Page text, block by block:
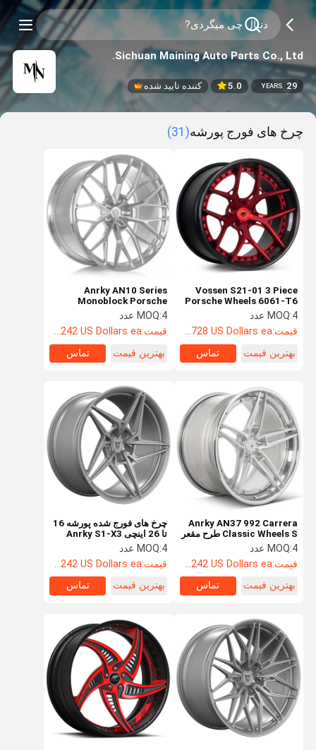
Sichuan Maining Auto Parts Co., Ltd.
29
YEARS
5.0 کننده تایید شده
چرخ های فورج پورشه(31)
Anrky AN10 Series
Monoblock Porsche
Forged Wheels Porsche
992 Targe
MOQ:4 عدد
قیمت:Starting at $242 US Dollars ea
بهترین قیمت
تماس
Vossen S21-01 3 Piece
Porsche Wheels 6061-T6
3PC Configurations
MOQ:4 عدد
قیمت:Starting at $728 US Dollars ea
بهترین قیمت
تماس
چرخ های فورج شده پورشه 16
تا 26 اینچی Anrky S1-X3
برای پورشه 991 GT3
MOQ:4 عدد
قیمت:Starting at $242 US Dollars ea
بهترین قیمت
تماس
Anrky AN37 992 Carrera
Classic Wheels S طرح مقعر
MOQ:4 عدد
قیمت:Starting at $242 US Dollars ea
بهترین قیمت
تماس